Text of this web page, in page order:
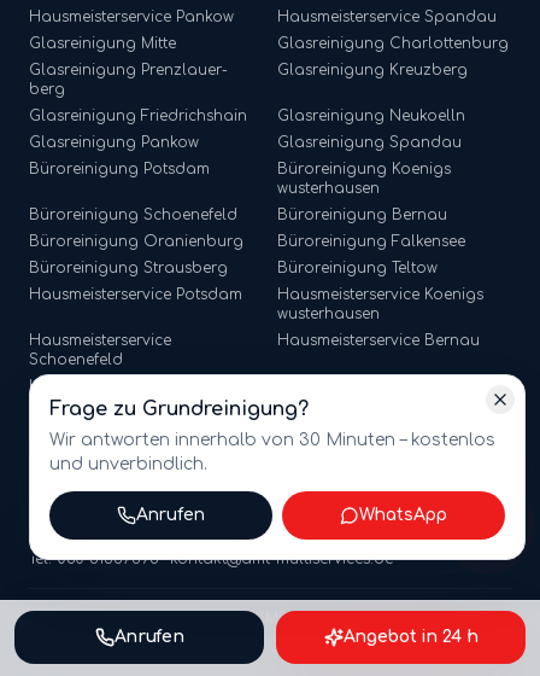
Hausmeisterservice Pankow Hausmeisterservice Spandau
Glasreinigung Mitte Glasreinigung Charlottenburg
Glasreinigung Prenzlauer-
berg
Glasreinigung Kreuzberg
Glasreinigung Friedrichshain Glasreinigung Neukoelln
Glasreinigung Pankow Glasreinigung Spandau
Büroreinigung Potsdam Büroreinigung Koenigs
wusterhausen
Büroreinigung Schoenefeld Büroreinigung Bernau
Büroreinigung Oranienburg Büroreinigung Falkensee
Büroreinigung Strausberg Büroreinigung
Teltow
Hausmeisterservice Potsdam Hausmeisterservice Koenigs
wusterhausen
Hausmeisterservice
Schoenefeld
Hausmeisterservice Bernau
Hausmeisterservice
Oranienburg
Hausmeisterservice Strausberg Hausmeisterservice Teltow
2026
amt multiservices GmbH · Märkische Straße 65, 15806
Zossen · USt-ID: DE341721368
Tel. 030 81867596 · kontakt@amt-multiservices.de
Webdesign by Mihajlo Systems
Anrufen Angebot in 24 h
Frage zu Grundreinigung?
Wir antworten innerhalb von 30 Minuten – kostenlos
und unverbindlich.
Anrufen WhatsApp